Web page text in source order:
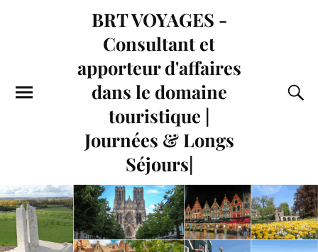
BRT VOYAGES -
Consultant et
apporteur d'affaires
dans le domaine
touristique |
Journées & Longs
Séjours|